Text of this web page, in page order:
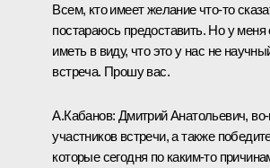
Всем, кто имеет желание что‑то
постараюсь предоставить. Но у меня
иметь в виду, что это у нас не
встреча. Прошу вас.
А.Кабанов: Дмитрий Анатольевич,
участников встречи, а также
которые сегодня по каким‑то